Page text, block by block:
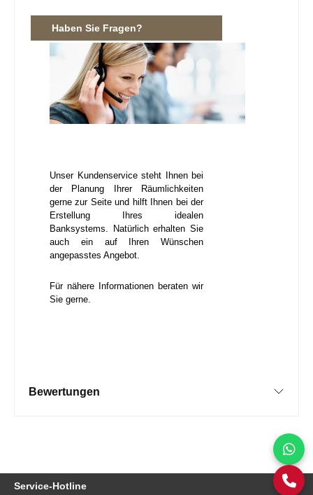
Haben Sie Fragen?
Unser Kundenservice steht Ihnen bei
der Planung Ihrer Räumlichkeiten
gerne zur Seite und hilft Ihnen bei der
Erstellung Ihres idealen
Banksystems. Natürlich erhalten Sie
auch ein auf Ihren Wünschen
angepasstes Angebot.
Für nähere Informationen beraten wir
Sie gerne.
Bewertungen
Service-Hotline